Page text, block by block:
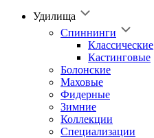
Удилища
Спиннинги
Классические
Кастинговые
Болонские
Маховые
Фидерные
Зимние
Коллекции
Специализации